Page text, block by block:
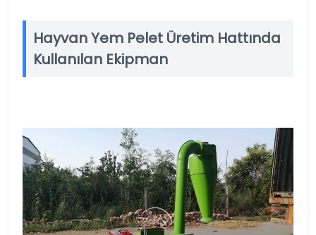
Hayvan Yem Pelet Üretim Hattında
Kullanılan Ekipman